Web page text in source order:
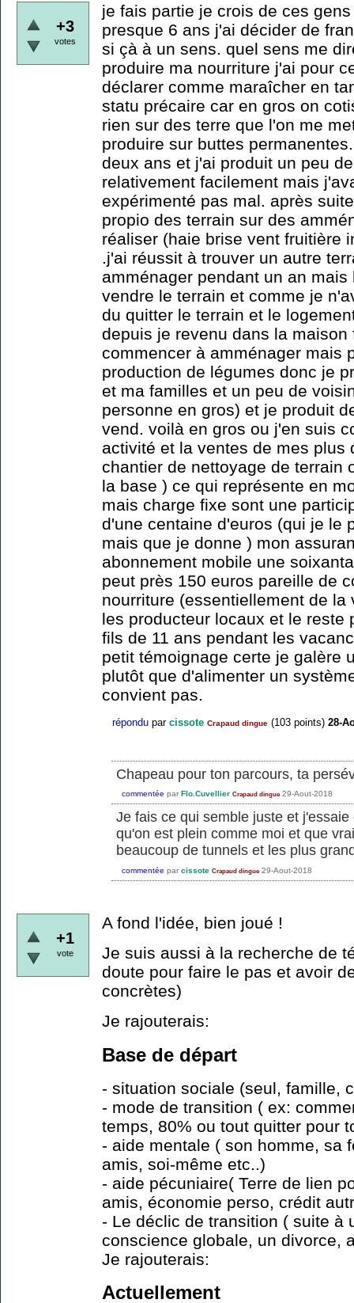
+3
votes
je fais partie je crois de ces
presque 6 ans j'ai décider de
si çà à un sens. quel sens me
produire ma nourriture j'ai pour
déclarer comme maraîcher en
statu précaire car en gros on
rien sur des terre que l'on me
produire sur buttes
deux ans et j'ai produit un peu
relativement facilement mais
expérimenté pas mal. après
propio des terrain sur des
réaliser (haie brise vent fruitière
.j'ai réussit à trouver un autre
amménager pendant un an
vendre le terrain et comme je
du quitter le terrain et le
depuis je revenu dans la
commencer à amménager mais
production de légumes donc je
et ma familles et un peu de
personne en gros) et je produit
vend. voilà en gros ou j'en suis
activité et la ventes de mes plus
chantier de nettoyage de terrain
la base ) ce qui représente en
mais charge fixe sont une
d'une centaine d'euros (qui je le
mais que je donne ) mon
abonnement mobile une
peut près 150 euros pareille de
nourriture (essentiellement de
les producteur locaux et le reste
fils de 11 ans pendant les
petit témoignage certe je galère
plutôt que d'alimenter un
convient pas.
répondu par cissote Crapaud dingue (103 points) 28-
Chapeau pour ton parcours, ta
commentée par Flo.Cuvellier Crapaud dingue 29-Aout-2018
Je fais ce qui semble juste et
qu'on est plein comme moi et que
beaucoup de tunnels et les plus
commentée par cissote Crapaud dingue 29-Aout-2018
+1
vote
A fond l'idée, bien joué !
Je suis aussi à la recherche de
doute pour faire le pas et avoir
concrètes)
Je rajouterais:
Base de départ
- situation sociale (seul, famille,
- mode de transition ( ex:
temps, 80% ou tout quitter pour
- aide mentale ( son homme, sa
amis, soi-même etc..)
- aide pécuniaire( Terre de lien
amis, économie perso, crédit
- Le déclic de transition ( suite à
conscience globale, un divorce,
Je rajouterais:
Actuellement